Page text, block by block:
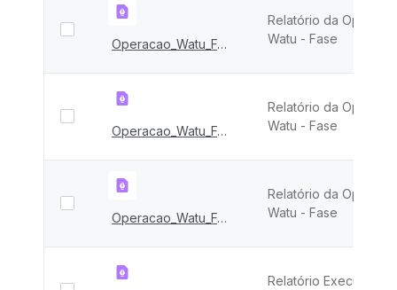
Operacao_Watu_FASE_III e IV
Relatório da
Watu - Fase
Operacao_Watu_FASE_II
Relatório da
Watu - Fase
Operacao_Watu_FASE_I
Relatório da
Watu - Fase
Relatório Executivo